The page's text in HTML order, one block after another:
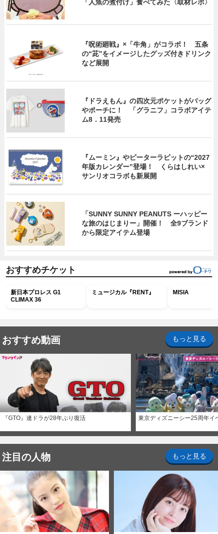
「人魚の煮付け」食べてみた〈取材レポ〉
『呪術廻戦』×「牛角」がコラボ！ 五条
の“茈”をイメージしたグッズ付きドリンク
など展開
『ドラえもん』の四次元ポケットがバッグ
やポーチに！ 「グラニフ」コラボアイテ
ム8．11発売
『ムーミン』やピーターラビットの“2027
年版カレンダー”登場！ くらはしれい×
サンリオコラボも新展開
「SUNNY SUNNY PEANUTS ーハッピー
な旅のはじまりー」開催！ 全9ブランド
から限定アイテム登場
おすすめチケット
新日本プロレス G1
CLIMAX 36
ミュージカル『RENT』 MISIA
おすすめ動画 もっと見る
『GTO』連ドラが28年ぶり復活 東京ディズニーシー25周年イ
注目の人物 もっと見る